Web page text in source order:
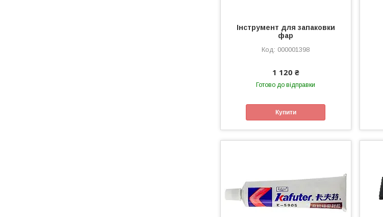
Інструмент для запаковки
фар
000001398
1 120 ₴
Готово до відправки
Купити